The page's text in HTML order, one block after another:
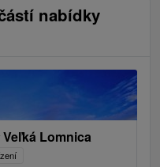
nabídky
Veľká Lomnica